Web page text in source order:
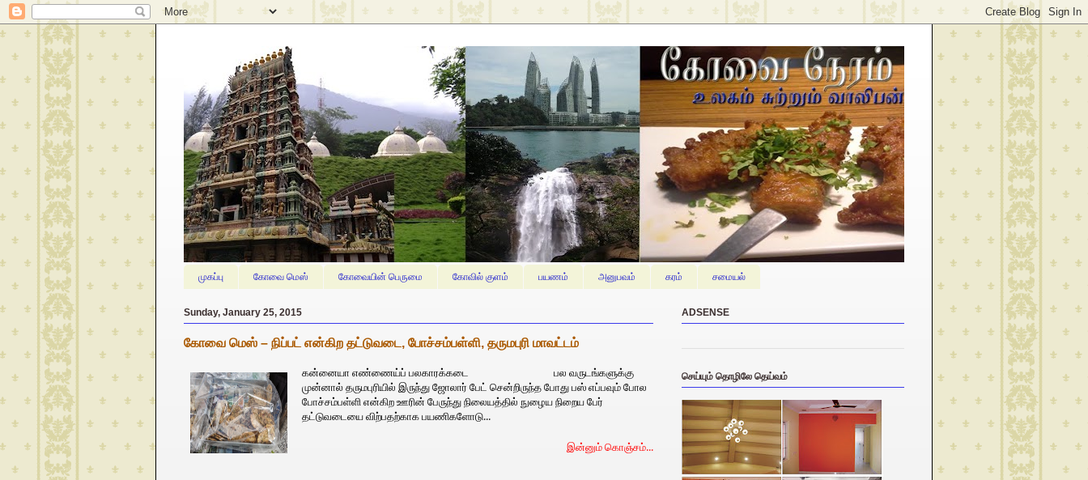
முகப்பு கோவை மெஸ் கோவையின் பெருமை கோவில் குளம் பயணம் அனுபவம் கரம் சமையல்
Sunday, January 25, 2015
கோவை மெஸ் – நிப்பட் என்கிற தட்டுவடை, போச்சம்பள்ளி, தருமபுரி மாவட்டம்
கன்னையா எண்ணைய்ப் பலகாரக்கடை பல வருடங்களுக்கு
முன்னால் தருமபுரியில் இருந்து ஜோலார் பேட் சென்றிருந்த போது பஸ் எப்பவும் போல
போச்சம்பள்ளி என்கிற ஊரின் பேருந்து நிலையத்தில் நுழைய நிறைய பேர்
தட்டுவடையை விற்பதற்காக பயணிகளோடு...
இன்னும் கொஞ்சம்...
ADSENSE
செய்யும் தொழிலே தெய்வம்